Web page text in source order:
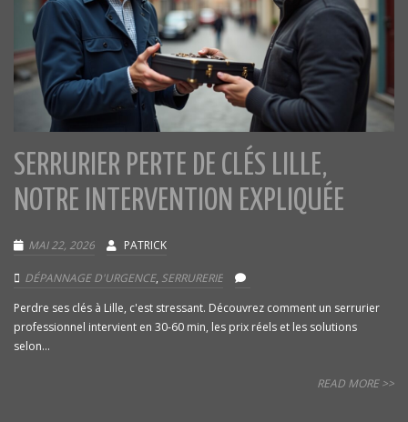
SERRURIER PERTE DE CLÉS LILLE,
NOTRE INTERVENTION EXPLIQUÉE
MAI 22, 2026 PATRICK
DÉPANNAGE D'URGENCE, SERRURERIE
Perdre ses clés à Lille, c'est stressant. Découvrez comment un serrurier
professionnel intervient en 30-60 min, les prix réels et les solutions
selon...
READ MORE >>